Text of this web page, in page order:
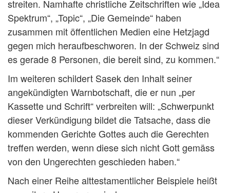
streiten. Namhafte christliche Zeitschriften wie „Idea
Spektrum“, „Topic“, „Die Gemeinde“ haben
zusammen mit öffentlichen Medien eine Hetzjagd
gegen mich heraufbeschworen. In der Schweiz sind
es gerade 8 Personen, die bereit sind, zu kommen.“
Im weiteren schildert Sasek den Inhalt seiner
angekündigten Warnbotschaft, die er nun „per
Kassette und Schrift“ verbreiten will: „Schwerpunkt
dieser Verkündigung bildet die Tatsache, dass die
kommenden Gerichte Gottes auch die Gerechten
treffen werden, wenn diese sich nicht Gott gemäss
von den Ungerechten geschieden haben.“
Nach einer Reihe alttestamentlicher Beispiele heißt